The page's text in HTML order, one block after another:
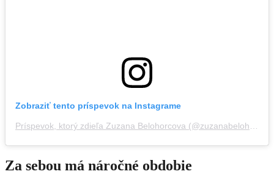
Zobraziť tento príspevok na Instagrame
Za sebou má náročné obdobie